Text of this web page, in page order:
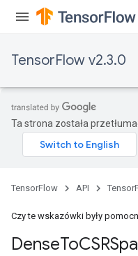
TensorFlow v2.3.0
Ta strona została
TensorFlow API
Czy te wskazówki były
DenseTo